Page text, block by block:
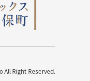
All Right Reserved.